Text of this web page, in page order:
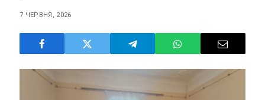
7 ЧЕРВНЯ, 2026